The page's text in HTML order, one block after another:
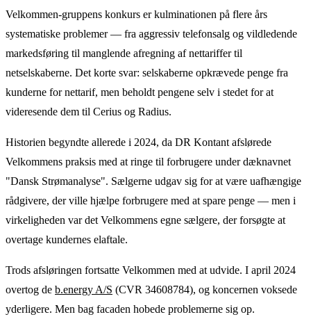
Velkommen-gruppens konkurs er kulminationen på flere års
systematiske problemer — fra aggressiv telefonsalg og vildledende
markedsføring til manglende afregning af nettariffer til
netselskaberne. Det korte svar: selskaberne opkrævede penge fra
kunderne for nettarif, men beholdt pengene selv i stedet for at
videresende dem til Cerius og Radius.
Historien begyndte allerede i 2024, da DR Kontant afslørede
Velkommens praksis med at ringe til forbrugere under dæknavnet
"Dansk Strømanalyse". Sælgerne udgav sig for at være uafhængige
rådgivere, der ville hjælpe forbrugere med at spare penge — men i
virkeligheden var det Velkommens egne sælgere, der forsøgte at
overtage kundernes elaftale.
Trods afsløringen fortsatte Velkommen med at udvide. I april 2024
overtog de b.energy A/S (CVR 34608784), og koncernen voksede
yderligere. Men bag facaden hobede problemerne sig op.